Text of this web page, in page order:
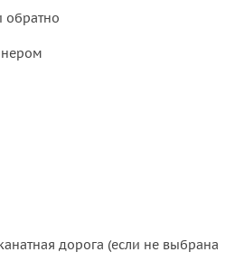
обратно
гид)
выбран опция)
дорога (если не выбрана